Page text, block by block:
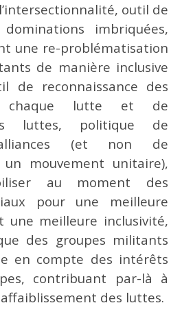
outil de
imbriquées,
une re-problématisation
de manière inclusive
de reconnaissance des
chaque lutte et de
luttes, politique de
(et non de
mouvement unitaire),
au moment des
pour une meilleure
une meilleure inclusivité,
des groupes militants
en compte des intérêts
contribuant par-là à
des luttes.